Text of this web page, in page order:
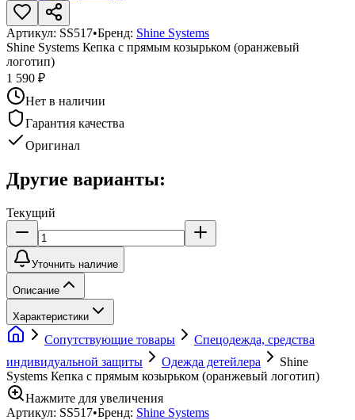
Артикул: SS517•Бренд: Shine Systems
Shine Systems Кепка с прямым козырьком (оранжевый
логотип)
1 590 ₽
Нет в наличии
Гарантия качества
Оригинал
Другие варианты:
Текущий
Уточнить наличие
Описание
Характеристики
Сопутствующие товары
Спецодежда, средства
индивидуальной защиты
Одежда детейлера
Shine
Systems Кепка с прямым козырьком (оранжевый логотип)
Нажмите для увеличения
Артикул: SS517•Бренд: Shine Systems